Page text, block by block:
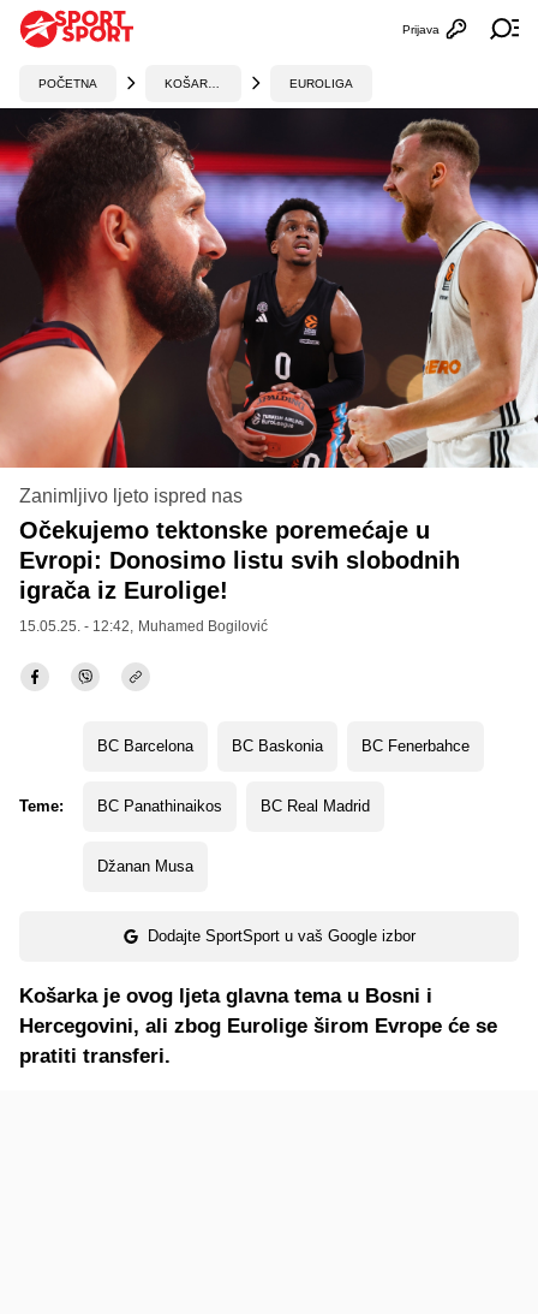
Otvori
Prijava
POČETNA EUROLIGA
Zanimljivo ljeto ispred nas
Očekujemo tektonske poremećaje u
Evropi: Donosimo listu svih slobodnih
igrača iz Eurolige!
15.05.25. - 12:42, Muhamed Bogilović
Teme:
BC Barcelona BC Baskonia BC Fenerbahce
BC Panathinaikos BC Real Madrid
Džanan Musa
Dodajte SportSport u vaš Google izbor
Košarka je ovog ljeta glavna tema u Bosni i
Hercegovini, ali zbog Eurolige širom Evrope će se
pratiti transferi.